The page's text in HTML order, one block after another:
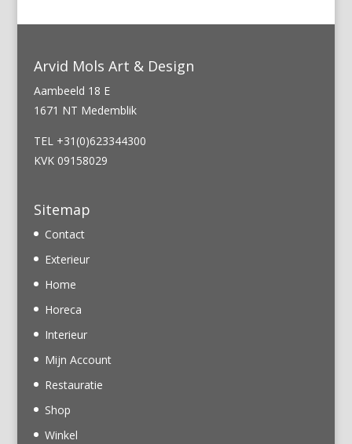
Arvid Mols Art & Design
Aambeeld 18 E
1671 NT Medemblik
TEL +31(0)623344300
KVK 09158029
Sitemap
Contact
Exterieur
Home
Horeca
Interieur
Mijn Account
Restauratie
Shop
Winkel